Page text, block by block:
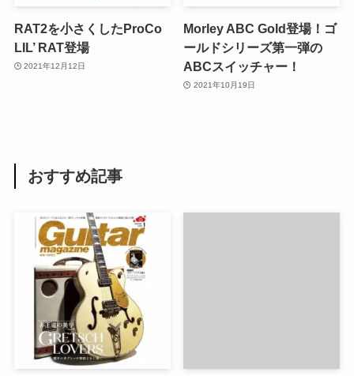
RAT2を小さくしたProCo
LIL’ RAT登場
2021年12月12日
Morley ABC Gold登場！ゴ
ールドシリーズ第一弾の
ABCスイッチャー！
2021年10月19日
おすすめ記事